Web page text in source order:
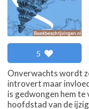
5
Onverwachts wordt
introvert maar
is gedwongen hem
hoofdstad van de